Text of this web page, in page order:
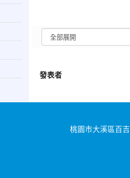
發表者
桃園市大溪區百